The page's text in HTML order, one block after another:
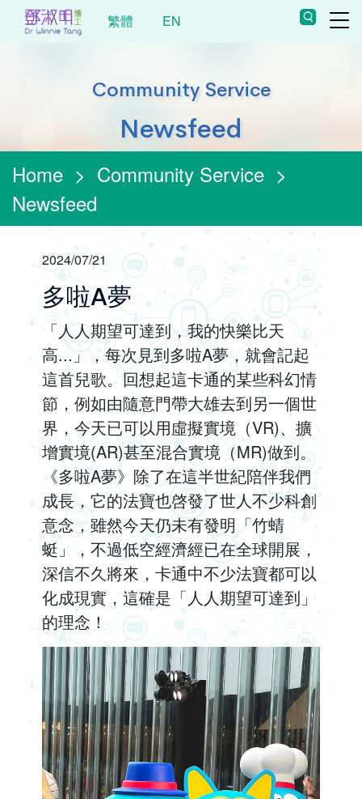
繁體 EN
Community Service
Newsfeed
Home > Community Service >
Newsfeed
2024/07/21
多啦A夢
「人人期望可達到，我的快樂比天
高...」，每次見到多啦A夢，就會記起
這首兒歌。回想起這卡通的某些科幻情
節，例如由隨意門帶大雄去到另一個世
界，今天已可以用虛擬實境（VR)、擴
增實境(AR)甚至混合實境（MR)做到。
《多啦A夢》除了在這半世紀陪伴我們
成長，它的法寶也啓發了世人不少科創
意念，雖然今天仍未有發明「竹蜻
蜓」，不過低空經濟經已在全球開展，
深信不久將來，卡通中不少法寶都可以
化成現實，這確是「人人期望可達到」
的理念！